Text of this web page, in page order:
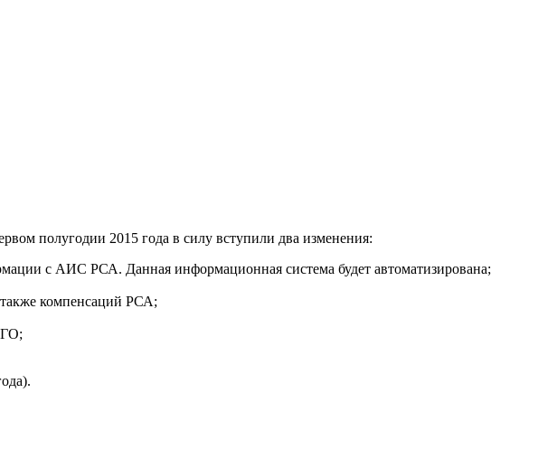
полугодии 2015 года в силу вступили два изменения:
с АИС РСА. Данная информационная система будет автоматизирована;
компенсаций РСА;